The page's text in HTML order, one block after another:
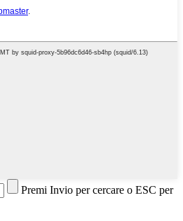
Premi Invio per cercare o ESC per